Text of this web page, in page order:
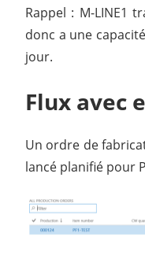
Rappel : M-LINE1
donc a une
jour.
Flux avec
Un ordre de
lancé planifié pour